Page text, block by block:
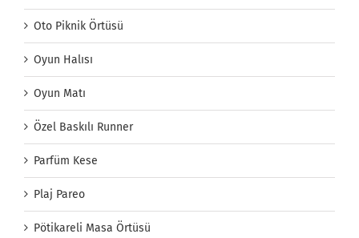
Oto Piknik Örtüsü
Oyun Halısı
Oyun Matı
Özel Baskılı Runner
Parfüm Kese
Plaj Pareo
Pötikareli Masa Örtüsü